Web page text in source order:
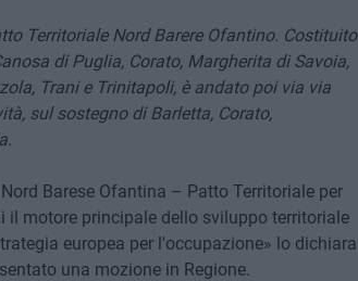
Territoriale Nord Barere Ofantino. Costituito
di Puglia, Corato, Margherita di Savoia,
Trani e Trinitapoli, è andato poi via via
sul sostegno di Barletta, Corato,
Barese Ofantina – Patto Territoriale per
il motore principale dello sviluppo territoriale
europea per l'occupazione» lo dichiara
una mozione in Regione.